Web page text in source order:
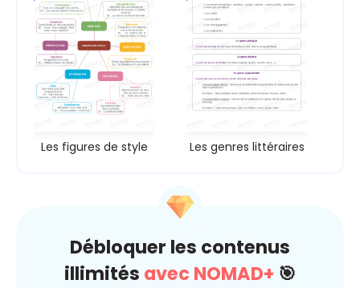
Les figures de style Les genres littéraires
Débloquer les contenus
illimités avec NOMAD+ 🎯